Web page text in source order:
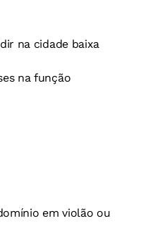
na cidade baixa
na função
em violão ou